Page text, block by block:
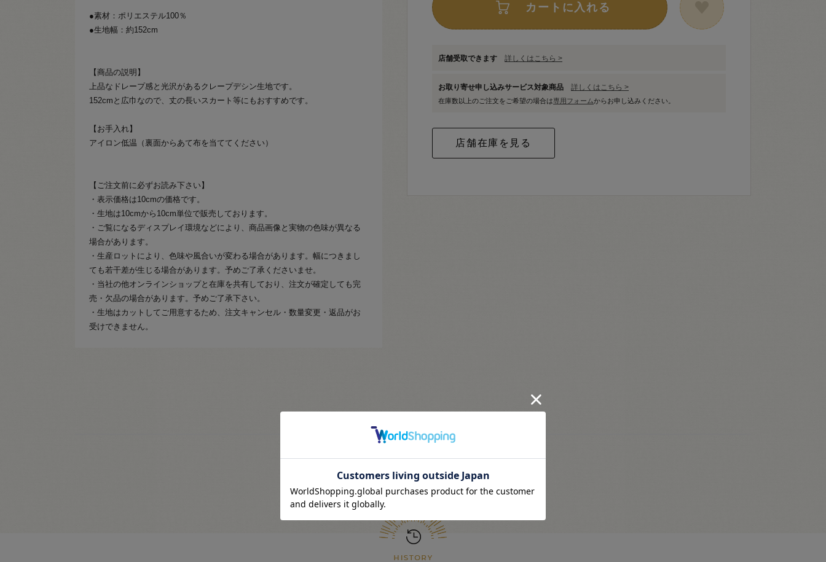
●素材：ポリエステル100％
●生地幅：約152cm
【商品の説明】
上品なドレープ感と光沢があるクレープデシン生地です。
152cmと広巾なので、丈の長いスカート等にもおすすめです。
【お手入れ】
アイロン低温（裏面からあて布を当ててください）
【ご注文前に必ずお読み下さい】
・表示価格は10cmの価格です。
・生地は10cmから10cm単位で販売しております。
・ご覧になるディスプレイ環境などにより、商品画像と実物の色味が異なる
場合があります。
・生産ロットにより、色味や風合いが変わる場合があります。幅につきまし
ても若干差が生じる場合があります。予めご了承くださいませ。
・当社の他オンラインショップと在庫を共有しており、注文が確定しても完
売・欠品の場合があります。予めご了承下さい。
・生地はカットしてご用意するため、注文キャンセル・数量変更・返品がお
受けできません。
カートに入れる
店舗受取できます 詳しくはこちら >
お取り寄せ申し込みサービス対象商品 詳しくはこちら >
在庫数以上のご注文をご希望の場合は専用フォームからお申し込みください。